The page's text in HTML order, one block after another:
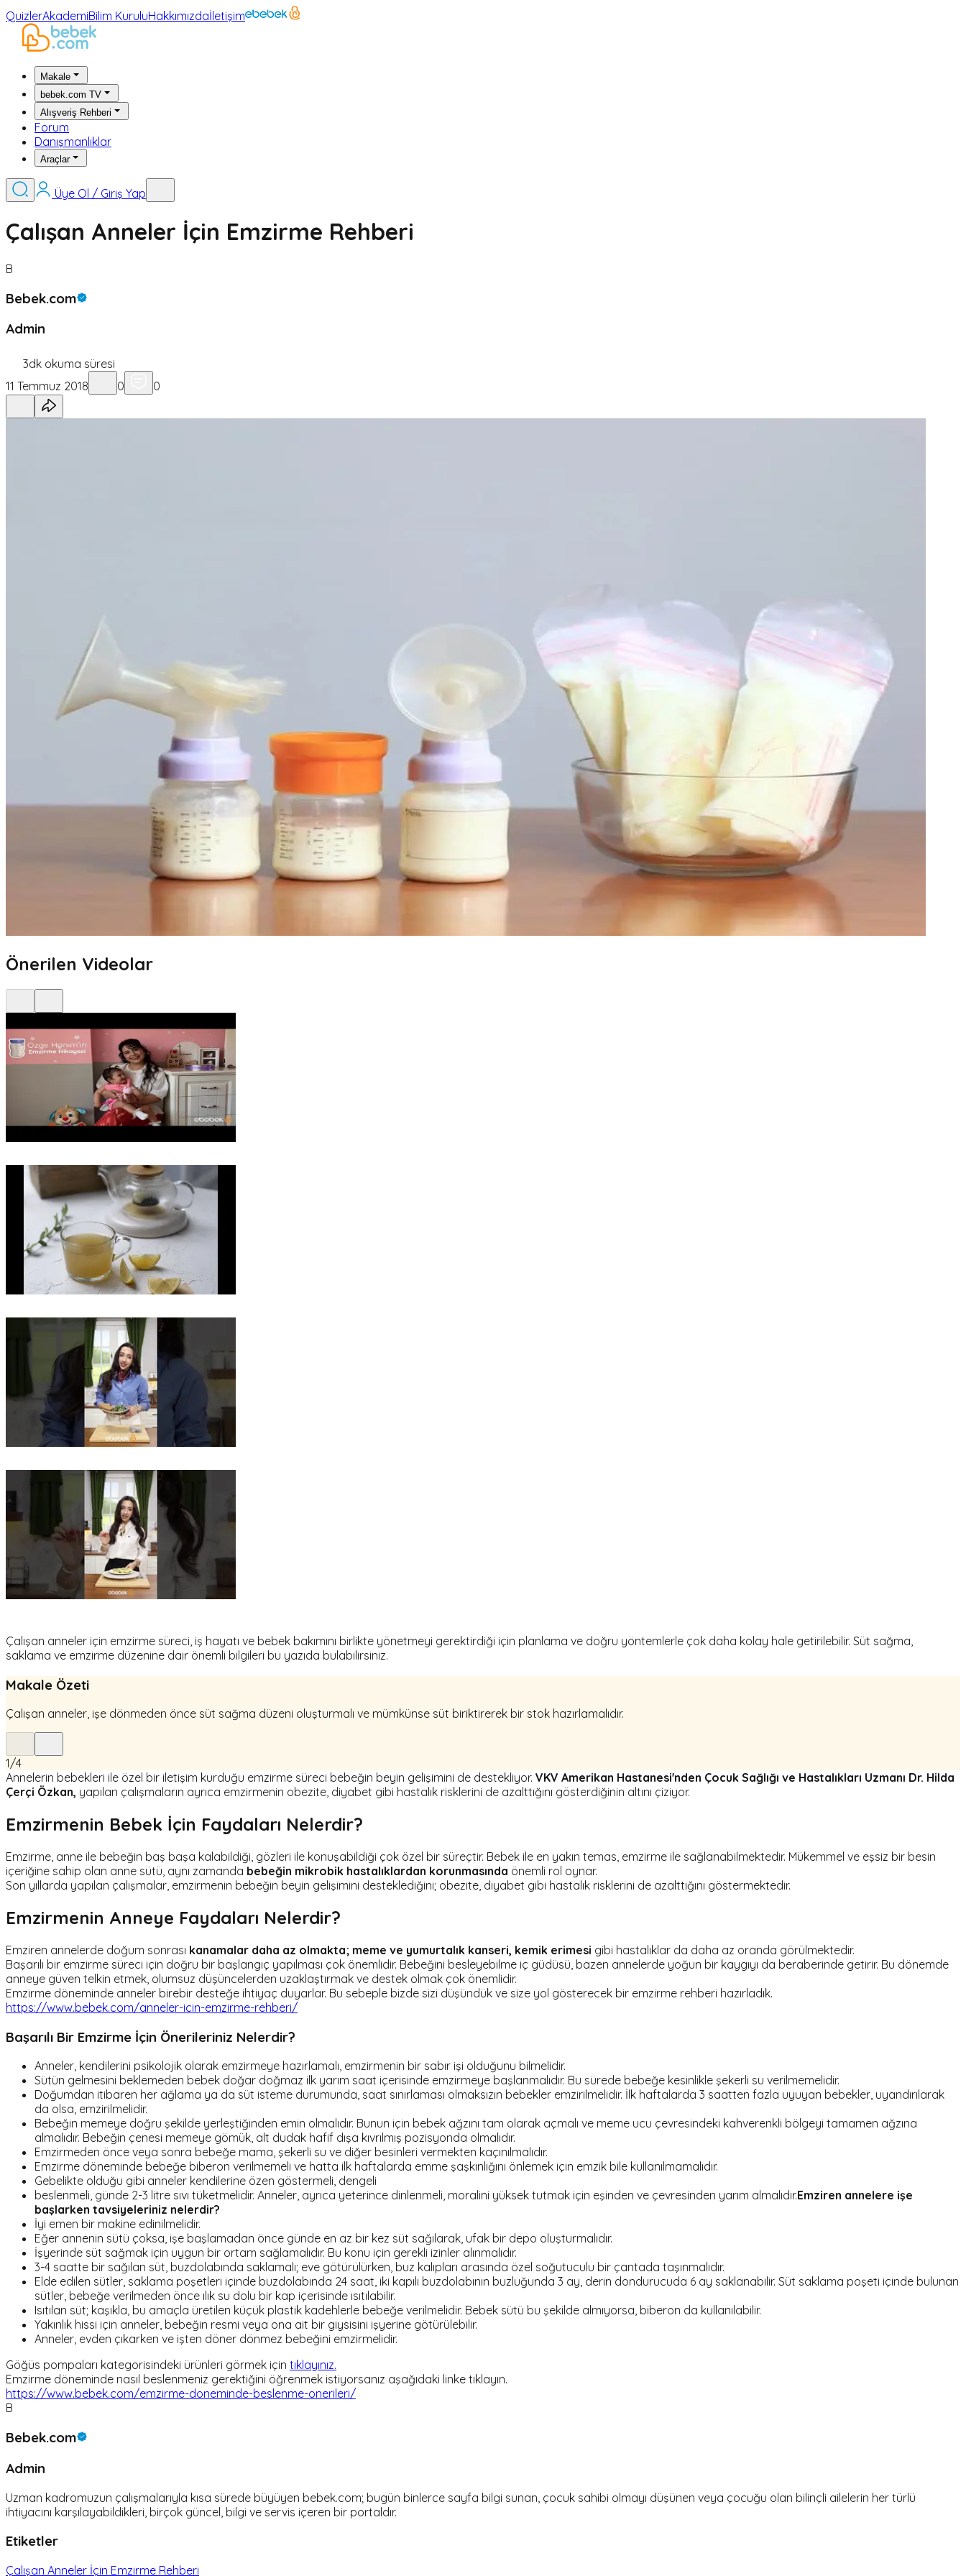
QuizlerAkademiBilim KuruluHakkımızdaİletişim
Makale
bebek.com TV
Alışveriş Rehberi
Forum
Danışmanlıklar
Araçlar
Üye Ol / Giriş Yap
Çalışan Anneler İçin Emzirme Rehberi
B
Bebek.com
Admin
3dk okuma süresi
11 Temmuz 2018
0 0
Önerilen Videolar
Çalışan anneler için emzirme süreci, iş hayatı ve bebek bakımını birlikte yönetmeyi gerektirdiği için planlama ve doğru yöntemlerle çok daha kolay hale getirilebilir. Süt sağma,
saklama ve emzirme düzenine dair önemli bilgileri bu yazıda bulabilirsiniz.
Makale Özeti
Çalışan anneler, işe dönmeden önce süt sağma düzeni oluşturmalı ve mümkünse süt biriktirerek bir stok hazırlamalıdır.
1/4
Annelerin bebekleri ile özel bir iletişim kurduğu emzirme süreci bebeğin beyin gelişimini de destekliyor. VKV Amerikan Hastanesi'nden Çocuk Sağlığı ve Hastalıkları Uzmanı Dr. Hilda
Çerçi Özkan, yapılan çalışmaların ayrıca emzirmenin obezite, diyabet gibi hastalık risklerini de azalttığını gösterdiğinin altını çiziyor.
Emzirmenin Bebek İçin Faydaları Nelerdir?
Emzirme, anne ile bebeğin baş başa kalabildiği, gözleri ile konuşabildiği çok özel bir süreçtir. Bebek ile en yakın temas, emzirme ile sağlanabilmektedir. Mükemmel ve eşsiz bir besin
içeriğine sahip olan anne sütü, aynı zamanda bebeğin mikrobik hastalıklardan korunmasında önemli rol oynar.
Son yıllarda yapılan çalışmalar, emzirmenin bebeğin beyin gelişimini desteklediğini; obezite, diyabet gibi hastalık risklerini de azalttığını göstermektedir.
Emzirmenin Anneye Faydaları Nelerdir?
Emziren annelerde doğum sonrası kanamalar daha az olmakta; meme ve yumurtalık kanseri, kemik erimesi gibi hastalıklar da daha az oranda görülmektedir.
Başarılı bir emzirme süreci için doğru bir başlangıç yapılması çok önemlidir. Bebeğini besleyebilme iç güdüsü, bazen annelerde yoğun bir kaygıyı da beraberinde getirir. Bu dönemde
anneye güven telkin etmek, olumsuz düşüncelerden uzaklaştırmak ve destek olmak çok önemlidir.
Emzirme döneminde anneler birebir desteğe ihtiyaç duyarlar. Bu sebeple bizde sizi düşündük ve size yol gösterecek bir emzirme rehberi hazırladık.
https://www.bebek.com/anneler-icin-emzirme-rehberi/
Başarılı Bir Emzirme İçin Önerileriniz Nelerdir?
Anneler, kendilerini psikolojik olarak emzirmeye hazırlamalı, emzirmenin bir sabır işi olduğunu bilmelidir.
Sütün gelmesini beklemeden bebek doğar doğmaz ilk yarım saat içerisinde emzirmeye başlanmalıdır. Bu sürede bebeğe kesinlikle şekerli su verilmemelidir.
Doğumdan itibaren her ağlama ya da süt isteme durumunda, saat sınırlaması olmaksızın bebekler emzirilmelidir. İlk haftalarda 3 saatten fazla uyuyan bebekler, uyandırılarak
da olsa, emzirilmelidir.
Bebeğin memeye doğru şekilde yerleştiğinden emin olmalıdır. Bunun için bebek ağzını tam olarak açmalı ve meme ucu çevresindeki kahverenkli bölgeyi tamamen ağzına
almalıdır. Bebeğin çenesi memeye gömük, alt dudak hafif dışa kıvrılmış pozisyonda olmalıdır.
Emzirmeden önce veya sonra bebeğe mama, şekerli su ve diğer besinleri vermekten kaçınılmalıdır.
Emzirme döneminde bebeğe biberon verilmemeli ve hatta ilk haftalarda emme şaşkınlığını önlemek için emzik bile kullanılmamalıdır.
Gebelikte olduğu gibi anneler kendilerine özen göstermeli, dengeli
beslenmeli, günde 2-3 litre sıvı tüketmelidir. Anneler, ayrıca yeterince dinlenmeli, moralini yüksek tutmak için eşinden ve çevresinden yarım almalıdır.Emziren annelere işe
başlarken tavsiyeleriniz nelerdir?
İyi emen bir makine edinilmelidir.
Eğer annenin sütü çoksa, işe başlamadan önce günde en az bir kez süt sağılarak, ufak bir depo oluşturmalıdır.
İşyerinde süt sağmak için uygun bir ortam sağlamalıdır. Bu konu için gerekli izinler alınmalıdır.
3-4 saatte bir sağılan süt, buzdolabında saklamalı; eve götürülürken, buz kalıpları arasında özel soğutuculu bir çantada taşınmalıdır.
Elde edilen sütler, saklama poşetleri içinde buzdolabında 24 saat, iki kapılı buzdolabının buzluğunda 3 ay, derin dondurucuda 6 ay saklanabilir. Süt saklama poşeti içinde bulunan
sütler, bebeğe verilmeden önce ılık su dolu bir kap içerisinde ısıtılabilir.
Isıtılan süt; kaşıkla, bu amaçla üretilen küçük plastik kadehlerle bebeğe verilmelidir. Bebek sütü bu şekilde almıyorsa, biberon da kullanılabilir.
Yakınlık hissi için anneler, bebeğin resmi veya ona ait bir giysisini işyerine götürülebilir.
Anneler, evden çıkarken ve işten döner dönmez bebeğini emzirmelidir.
Göğüs pompaları kategorisindeki ürünleri görmek için tıklayınız.
Emzirme döneminde nasıl beslenmeniz gerektiğini öğrenmek istiyorsanız aşağıdaki linke tıklayın.
https://www.bebek.com/emzirme-doneminde-beslenme-onerileri/
B
Bebek.com
Admin
Uzman kadromuzun çalışmalarıyla kısa sürede büyüyen bebek.com; bugün binlerce sayfa bilgi sunan, çocuk sahibi olmayı düşünen veya çocuğu olan bilinçli ailelerin her türlü
ihtiyacını karşılayabildikleri, birçok güncel, bilgi ve servis içeren bir portaldır.
Etiketler
Çalışan Anneler İçin Emzirme Rehberi